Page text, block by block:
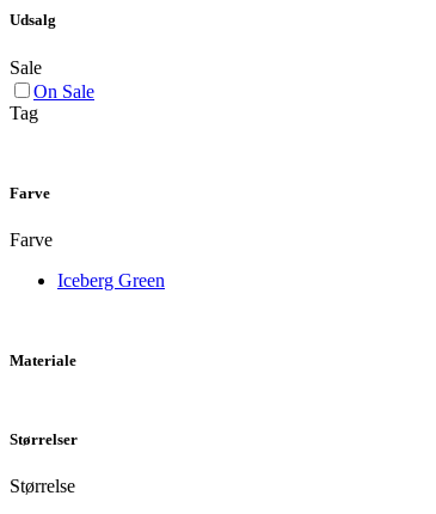
Udsalg
Sale
On Sale
Tag
Farve
Farve
Iceberg Green
Materiale
Størrelser
Størrelse